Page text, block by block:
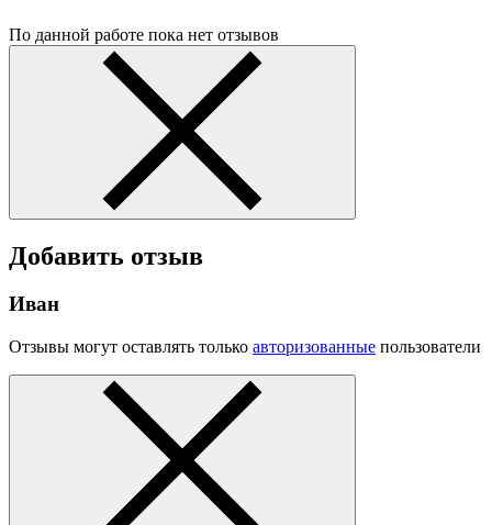
По данной работе пока нет отзывов
Добавить отзыв
Иван
Отзывы могут оставлять только авторизованные пользователи